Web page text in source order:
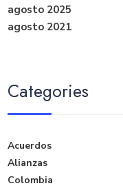
agosto 2025
agosto 2021
Categories
Acuerdos
Alianzas
Colombia